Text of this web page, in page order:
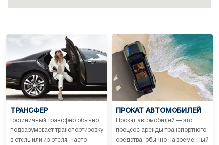
ТРАНСФЕР
Гостиничный трансфер обычно
подразумевает транспортировку
в отель или из отеля, часто
ПРОКАТ АВТОМОБИЛЕЙ
Прокат автомобилей — это
процесс аренды транспортного
средства, обычно на временный